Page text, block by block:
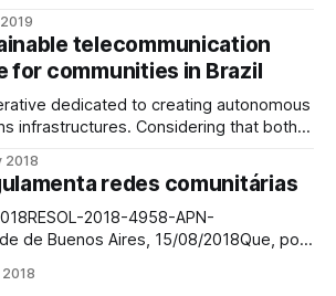
mas algumas apresentações e
a outras regiões, e serão aqui
pensando no
telecommunication
communities in Brazil
dedicated to creating autonomous
infrastructures. Considering that both
reach communities, our aim is to
beyond the dominant discourse
our research is focused on the
models of
2018
redes comunitárias
2018-4958-APN-
de Buenos Aires, 15/08/2018Que, por
COMUNICAÇÃO NACIONAL, órgão